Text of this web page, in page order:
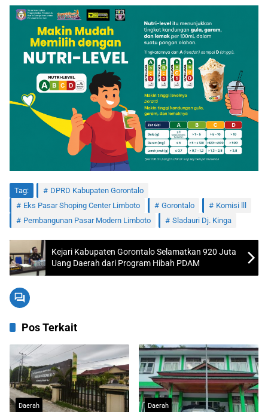
Tag:
DPRD Kabupaten Gorontalo
Eks Pasar Shoping Center Limboto
Gorontalo
Komisi lll
Pembangunan Pasar Modern Limboto
Sladauri Dj. Kinga
Kejari Kabupaten Gorontalo Selamatkan 920 Juta
Uang Daerah dari Program Hibah PDAM
Pos Terkait
Daerah Daerah